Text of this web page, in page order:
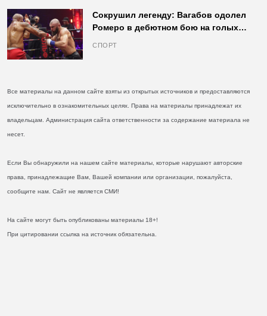
Сокрушил легенду: Вагабов одолел
Ромеро в дебютном бою на голых
СПОРТ
Все материалы на данном сайте взяты из открытых источников и предоставляются
исключительно в ознакомительных целях. Права на материалы принадлежат их
владельцам. Администрация сайта ответственности за содержание материала не
несет.
Если Вы обнаружили на нашем сайте материалы, которые нарушают авторские
права, принадлежащие Вам, Вашей компании или организации, пожалуйста,
сообщите нам. Сайт не является СМИ!
На сайте могут быть опубликованы материалы 18+!
При цитировании ссылка на источник обязательна.